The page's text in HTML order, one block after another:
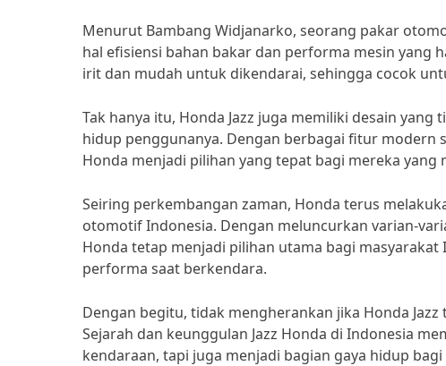
Menurut Bambang Widjanarko, seorang pakar
hal efisiensi bahan bakar dan performa mesin yang
irit dan mudah untuk dikendarai, sehingga cocok
Tak hanya itu, Honda Jazz juga memiliki desain
hidup penggunanya. Dengan berbagai fitur modern
Honda menjadi pilihan yang tepat bagi mereka
Seiring perkembangan zaman, Honda terus
otomotif Indonesia. Dengan meluncurkan varian-
Honda tetap menjadi pilihan utama bagi
performa saat berkendara.
Dengan begitu, tidak mengherankan jika Honda
Sejarah dan keunggulan Jazz Honda di Indonesia
kendaraan, tapi juga menjadi bagian gaya hidup